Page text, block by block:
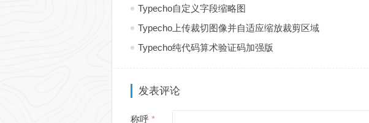
Typecho自定义字段缩略图
Typecho上传裁切图像并自适应缩放裁剪区域
Typecho纯代码算术验证码加强版
发表评论
称呼